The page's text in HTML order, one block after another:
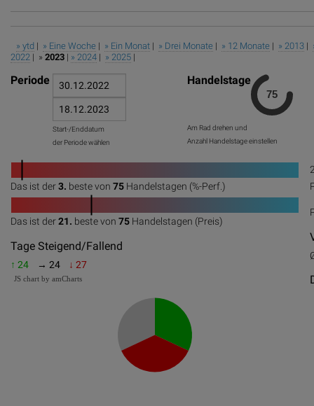
» ytd | » Eine Woche | » Ein Monat | » Drei Monate | » 12 Monate | » 2013 |
2022 | » 2023 | » 2024 | » 2025 |
Periode
Start-/Enddatum
der Periode wählen
Handelstage
Am Rad drehen und
Anzahl Handelstage einstellen
Das ist der3. beste von 75 Handelstagen (%-Perf.)
60
Das ist der21. beste von 75 Handelstagen (Preis)
Tage Steigend/Fallend
↑ 24 → 24 ↓ 27
JS chart by amCharts